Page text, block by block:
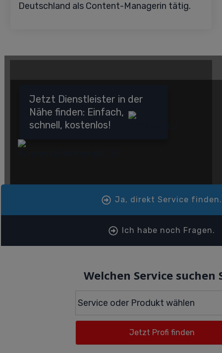
Deutschland als Content-Managerin tätig.
Jetzt Dienstleister in der
Nähe finden: Einfach,
schnell, kostenlos!
Ja, direkt Service finden.
Ich habe noch Fragen.
Welchen Service suchen